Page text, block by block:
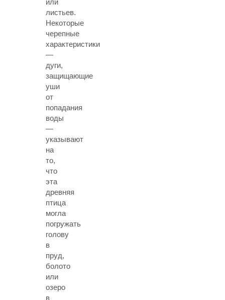
или
листьев.
Некоторые
черепные
характеристики
—
дуги,
защищающие
уши
от
попадания
воды
—
указывают
на
то,
что
эта
древняя
птица
могла
погружать
голову
в
пруд,
болото
или
озеро
в